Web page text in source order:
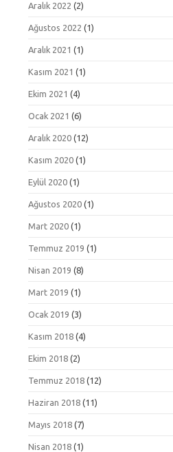
Aralık 2022 (2)
Ağustos 2022 (1)
Aralık 2021 (1)
Kasım 2021 (1)
Ekim 2021 (4)
Ocak 2021 (6)
Aralık 2020 (12)
Kasım 2020 (1)
Eylül 2020 (1)
Ağustos 2020 (1)
Mart 2020 (1)
Temmuz 2019 (1)
Nisan 2019 (8)
Mart 2019 (1)
Ocak 2019 (3)
Kasım 2018 (4)
Ekim 2018 (2)
Temmuz 2018 (12)
Haziran 2018 (11)
Mayıs 2018 (7)
Nisan 2018 (1)